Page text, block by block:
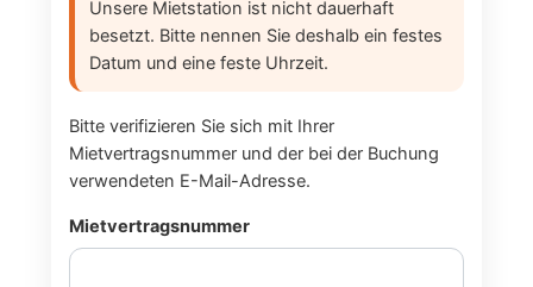
Unsere Mietstation ist nicht dauerhaft
besetzt. Bitte nennen Sie deshalb ein festes
Datum und eine feste Uhrzeit.
Bitte verifizieren Sie sich mit Ihrer
Mietvertragsnummer und der bei der Buchung
verwendeten E-Mail-Adresse.
Mietvertragsnummer